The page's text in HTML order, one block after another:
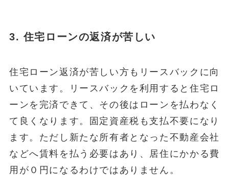
3. 住宅ローンの返済が苦しい
住宅ローン返済が苦しい方もリースバックに向
いています。リースバックを利用すると住宅ロ
ーンを完済できて、その後はローンを払わなく
て良くなります。固定資産税も支払不要になり
ます。ただし新たな所有者となった不動産会社
などへ賃料を払う必要はあり、居住にかかる費
用が０円になるわけではありません。